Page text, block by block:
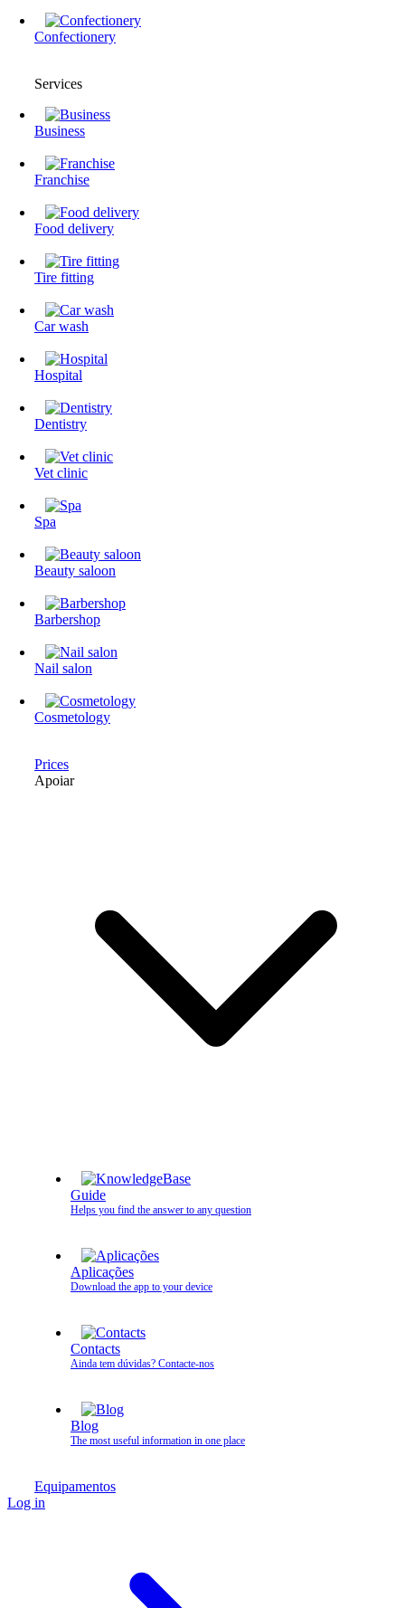
Confectionery
Services
Business
Franchise
Food delivery
Tire fitting
Сar wash
Hospital
Dentistry
Vet clinic
Spa
Beauty saloon
Barbershop
Nail salon
Cosmetology
Prices
Apoiar
Guide
Helps you find the answer to any question
Aplicações
Download the app to your device
Contacts
Ainda tem dúvidas? Contacte‑nos
Blog
The most useful information in one place
Equipamentos
Log in